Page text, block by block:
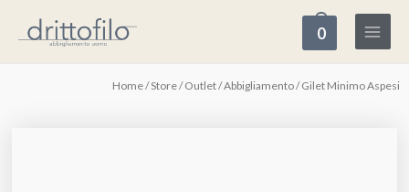
0
Home/Store/Outlet/Abbigliamento/ Gilet Minimo Aspesi